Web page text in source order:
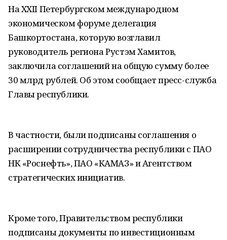
На XXII Петербургском международном
экономическом форуме делегация
Башкортостана, которую возглавил
руководитель региона Рустэм Хамитов,
заключила соглашений на общую сумму более
30 млрд рублей. Об этом сообщает пресс-служба
Главы республики.
В частности, были подписаны соглашения о
расширении сотрудничества республики с ПАО
НК «Роснефть», ПАО «КАМАЗ» и Агентством
стратегических инициатив.
Кроме того, Правительством республики
подписаны документы по инвестиционным